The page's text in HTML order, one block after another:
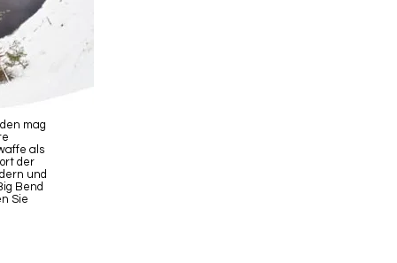
mag
als
der
und
Bend
Sie